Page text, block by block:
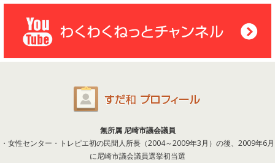
無所属 尼崎市議会議員
・女性センター・トレピエ初の民間人所長（2004～2009年3月）の後、2009年6月
に尼崎市議会議員選挙初当選